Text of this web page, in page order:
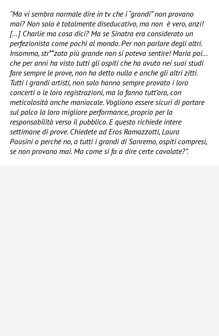
“Ma vi sembra normale dire in tv che i “grandi” non provano
mai? Non solo è totalmente diseducativo, ma non è vero, anzi!
[…] Charlie ma cosa dici? Ma se Sinatra era considerato un
perfezionista come pochi al mondo. Per non parlare degli altri.
Insomma, str**zata più grande non si poteva sentire! Maria poi…
che per anni ha visto tutti gli ospiti che ha avuto nei suoi studi
fare sempre le prove, non ha detto nulla e anche gli altri zitti.
Tutti i grandi artisti, non solo hanno sempre provato i loro
concerti o le loro registrazioni, ma lo fanno tutt’ora, con
meticolosità anche maniacale. Vogliono essere sicuri di portare
sul palco la loro migliore performance, proprio per la
responsabilità verso il pubblico. E questo richiede intere
settimane di prove. Chiedete ad Eros Ramazzotti, Laura
Pausini o perché no, a tutti i grandi di Sanremo, ospiti compresi,
se non provano mai. Ma come si fa a dire certe cavolate?”.